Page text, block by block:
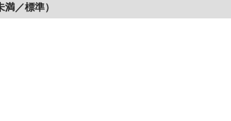
／標準）